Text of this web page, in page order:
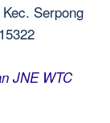
Serpong
JNE WTC